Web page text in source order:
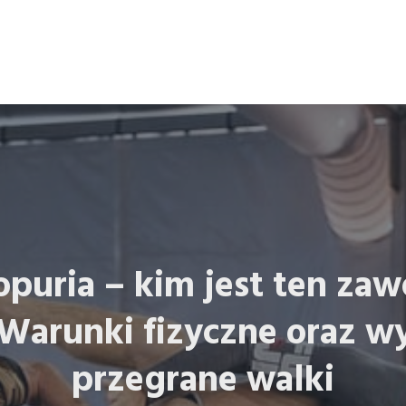
– kim jest ten
fizyczne oraz
przegrane walki